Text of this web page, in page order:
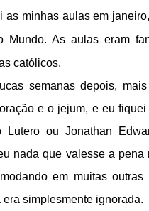
as minhas aulas em
Mundo. As aulas eram
católicos.
semanas depois,
e o jejum, e eu
Lutero ou Jonathan
nada que valesse a
em muitas
era simplesmente ignorada.